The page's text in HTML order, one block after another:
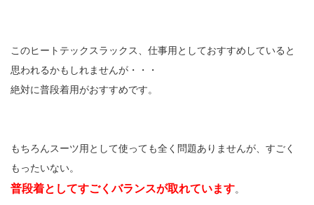
このヒートテックスラックス、仕事用としておすすめしていると
思われるかもしれませんが・・・
絶対に普段着用がおすすめです。
もちろんスーツ用として使っても全く問題ありませんが、すごく
もったいない。
普段着としてすごくバランスが取れています。